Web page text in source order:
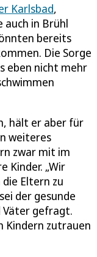
Karlsbad,
auch in Brühl
bereits
Die Sorge
eben nicht mehr
hält er aber für
weiteres
zwar mit im
Kinder. „Wir
Eltern zu
der gesunde
gefragt.
Kindern zutrauen